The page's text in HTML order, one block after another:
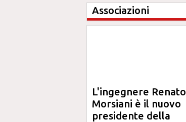
Associazioni
L'ingegnere Renato
Morsiani è il nuovo
presidente della